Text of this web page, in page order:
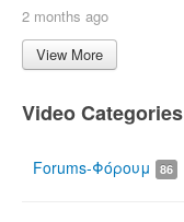
2 months ago
View More
Video Categories
Forums-Φόρουμ 86